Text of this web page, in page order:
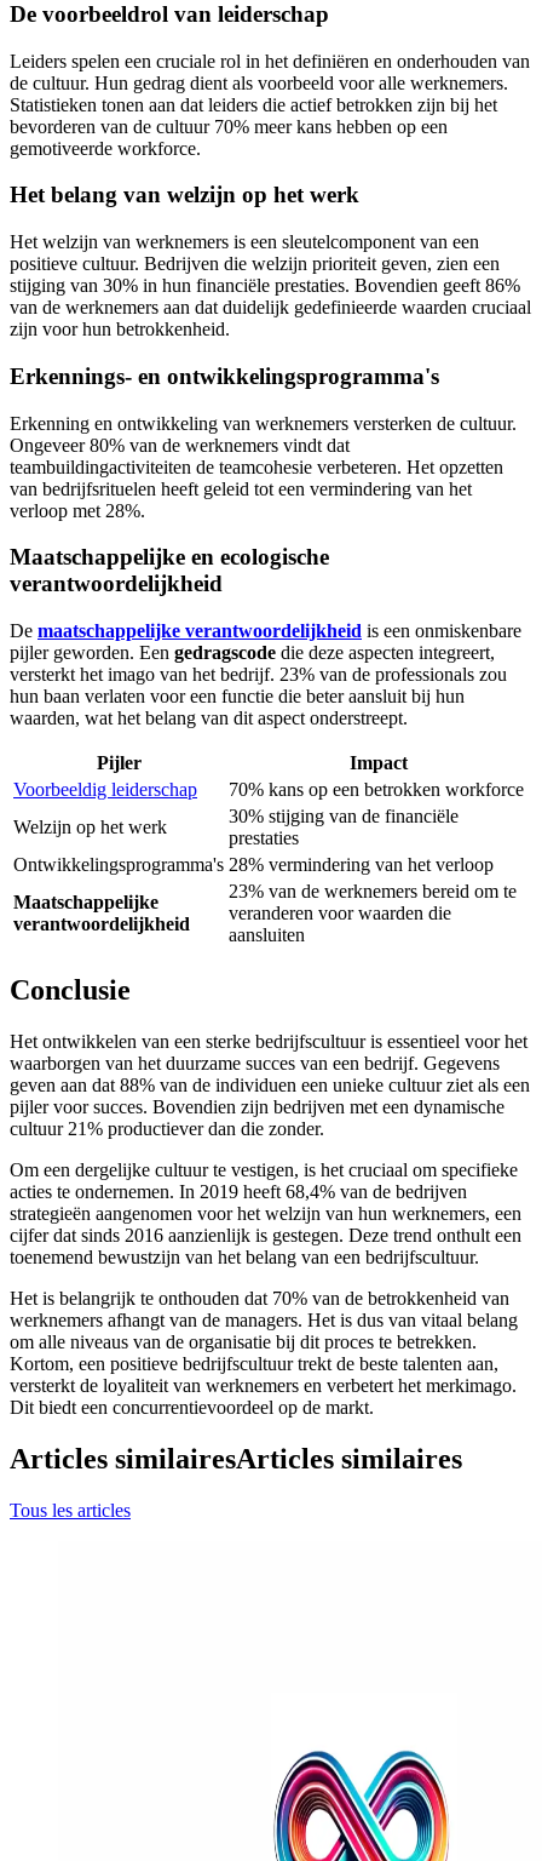
De voorbeeldrol van leiderschap
Leiders spelen een cruciale rol in het definiëren en onderhouden van
de cultuur. Hun gedrag dient als voorbeeld voor alle werknemers.
Statistieken tonen aan dat leiders die actief betrokken zijn bij het
bevorderen van de cultuur 70% meer kans hebben op een
gemotiveerde workforce.
Het belang van welzijn op het werk
Het welzijn van werknemers is een sleutelcomponent van een
positieve cultuur. Bedrijven die welzijn prioriteit geven, zien een
stijging van 30% in hun financiële prestaties. Bovendien geeft 86%
van de werknemers aan dat duidelijk gedefinieerde waarden cruciaal
zijn voor hun betrokkenheid.
Erkennings- en ontwikkelingsprogramma's
Erkenning en ontwikkeling van werknemers versterken de cultuur.
Ongeveer 80% van de werknemers vindt dat
teambuildingactiviteiten de teamcohesie verbeteren. Het opzetten
van bedrijfsrituelen heeft geleid tot een vermindering van het
verloop met 28%.
Maatschappelijke en ecologische
verantwoordelijkheid
De maatschappelijke verantwoordelijkheid is een onmiskenbare
pijler geworden. Een gedragscode die deze aspecten integreert,
versterkt het imago van het bedrijf. 23% van de professionals zou
hun baan verlaten voor een functie die beter aansluit bij hun
waarden, wat het belang van dit aspect onderstreept.
Pijler
Impact
Voorbeeldig leiderschap
70% kans op een betrokken workforce
Welzijn op het werk
30% stijging van de financiële
prestaties
Ontwikkelingsprogramma's 28% vermindering van het verloop
Maatschappelijke
verantwoordelijkheid
23% van de werknemers bereid om te
veranderen voor waarden die
aansluiten
Conclusie
Het ontwikkelen van een sterke bedrijfscultuur is essentieel voor het
waarborgen van het duurzame succes van een bedrijf. Gegevens
geven aan dat 88% van de individuen een unieke cultuur ziet als een
pijler voor succes. Bovendien zijn bedrijven met een dynamische
cultuur 21% productiever dan die zonder.
Om een dergelijke cultuur te vestigen, is het cruciaal om specifieke
acties te ondernemen. In 2019 heeft 68,4% van de bedrijven
strategieën aangenomen voor het welzijn van hun werknemers, een
cijfer dat sinds 2016 aanzienlijk is gestegen. Deze trend onthult een
toenemend bewustzijn van het belang van een bedrijfscultuur.
Het is belangrijk te onthouden dat 70% van de betrokkenheid van
werknemers afhangt van de managers. Het is dus van vitaal belang
om alle niveaus van de organisatie bij dit proces te betrekken.
Kortom, een positieve bedrijfscultuur trekt de beste talenten aan,
versterkt de loyaliteit van werknemers en verbetert het merkimago.
Dit biedt een concurrentievoordeel op de markt.
Articles similairesArticles similaires
Tous les articles